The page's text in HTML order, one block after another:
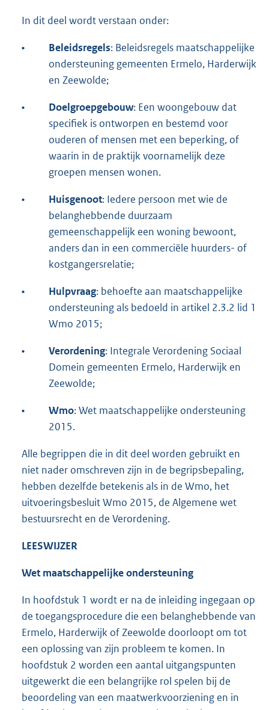
In dit deel wordt verstaan onder:
• Beleidsregels: Beleidsregels maatschappelijke
ondersteuning gemeenten Ermelo, Harderwijk
en Zeewolde;
• Doelgroepgebouw: Een woongebouw dat
specifiek is ontworpen en bestemd voor
ouderen of mensen met een beperking, of
waarin in de praktijk voornamelijk deze
groepen mensen wonen.
• Huisgenoot: Iedere persoon met wie de
belanghebbende duurzaam
gemeenschappelijk een woning bewoont,
anders dan in een commerciële huurders- of
kostgangersrelatie;
• Hulpvraag: behoefte aan maatschappelijke
ondersteuning als bedoeld in artikel 2.3.2 lid 1
Wmo 2015;
• Verordening: Integrale Verordening Sociaal
Domein gemeenten Ermelo, Harderwijk en
Zeewolde;
• Wmo: Wet maatschappelijke ondersteuning
2015.
Alle begrippen die in dit deel worden gebruikt en
niet nader omschreven zijn in de begripsbepaling,
hebben dezelfde betekenis als in de Wmo, het
uitvoeringsbesluit Wmo 2015, de Algemene wet
bestuursrecht en de Verordening.
LEESWIJZER
Wet maatschappelijke ondersteuning
In hoofdstuk 1 wordt er na de inleiding ingegaan op
de toegangsprocedure die een belanghebbende van
Ermelo, Harderwijk of Zeewolde doorloopt om tot
een oplossing van zijn probleem te komen. In
hoofdstuk 2 worden een aantal uitgangspunten
uitgewerkt die een belangrijke rol spelen bij de
beoordeling van een maatwerkvoorziening en in